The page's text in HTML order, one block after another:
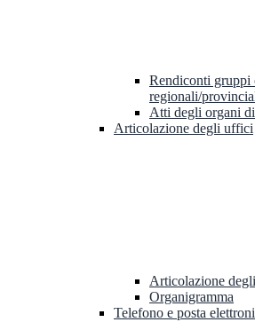
Rendiconti gruppi
regionali/
Atti degli organi
Articolazione degli uffici
Articolazione
Organigramma
Telefono e posta